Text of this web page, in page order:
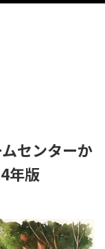
センターか
年版